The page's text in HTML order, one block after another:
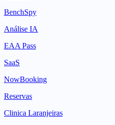
BenchSpy
Análise IA
EAA Pass
SaaS
NowBooking
Reservas
Clinica Laranjeiras